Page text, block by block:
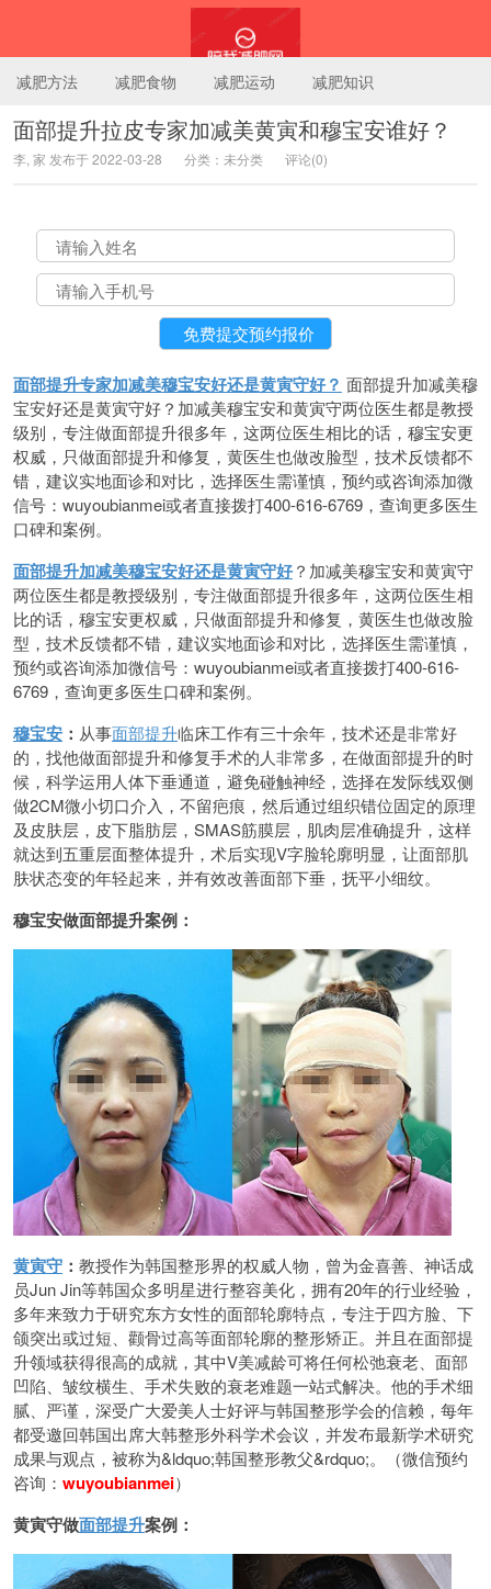
陪我减肥网
减肥方法 减肥食物 减肥运动 减肥知识
面部提升拉皮专家加减美黄寅和穆宝安谁好？
李, 家 发布于 2022-03-28 分类：未分类 评论(0)
面部提升专家加减美穆宝安好还是黄寅守好？ 面部提升加减美穆
宝安好还是黄寅守好？加减美穆宝安和黄寅守两位医生都是教授
级别，专注做面部提升很多年，这两位医生相比的话，穆宝安更
权威，只做面部提升和修复，黄医生也做改脸型，技术反馈都不
错，建议实地面诊和对比，选择医生需谨慎，预约或咨询添加微
信号：wuyoubianmei或者直接拨打400-616-6769，查询更多医生
口碑和案例。
面部提升加减美穆宝安好还是黄寅守好？加减美穆宝安和黄寅守
两位医生都是教授级别，专注做面部提升很多年，这两位医生相
比的话，穆宝安更权威，只做面部提升和修复，黄医生也做改脸
型，技术反馈都不错，建议实地面诊和对比，选择医生需谨慎，
预约或咨询添加微信号：wuyoubianmei或者直接拨打400-616-
6769，查询更多医生口碑和案例。
穆宝安 ： 从事面部提升临床工作有三十余年，技术还是非常好
的，找他做面部提升和修复手术的人非常多，在做面部提升的时
候，科学运用人体下垂通道，避免碰触神经，选择在发际线双侧
做2CM微小切口介入，不留疤痕，然后通过组织错位固定的原理
及皮肤层，皮下脂肪层，SMAS筋膜层，肌肉层准确提升，这样
就达到五重层面整体提升，术后实现V字脸轮廓明显，让面部肌
肤状态变的年轻起来，并有效改善面部下垂，抚平小细纹。
穆宝安做面部提升案例：
黄寅守 ： 教授作为韩国整形界的权威人物，曾为金喜善、神话成
员Jun Jin等韩国众多明星进行整容美化，拥有20年的行业经验，
多年来致力于研究东方女性的面部轮廓特点，专注于四方脸、下
颌突出或过短、颧骨过高等面部轮廓的整形矫正。并且在面部提
升领域获得很高的成就，其中V美减龄可将任何松弛衰老、面部
凹陷、皱纹横生、手术失败的衰老难题一站式解决。他的手术细
腻、严谨，深受广大爱美人士好评与韩国整形学会的信赖，每年
都受邀回韩国出席大韩整形外科学术会议，并发布最新学术研究
成果与观点，被称为&ldquo;韩国整形教父&rdquo;。（微信预约
咨询： wuyoubianmei）
黄寅守做面部提升案例：